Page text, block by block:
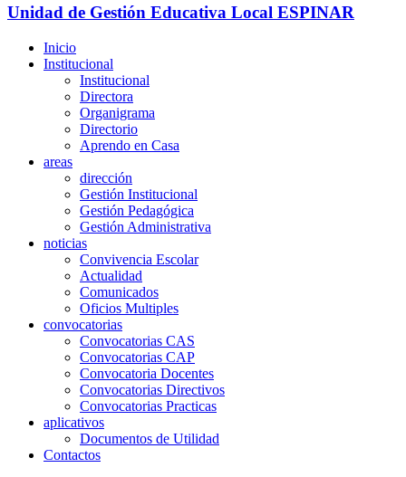
Unidad de Gestión Educativa Local ESPINAR
Inicio
Institucional
Institucional
Directora
Organigrama
Directorio
Aprendo en Casa
areas
dirección
Gestión Institucional
Gestión Pedagógica
Gestión Administrativa
noticias
Convivencia Escolar
Actualidad
Comunicados
Oficios Multiples
convocatorias
Convocatorias CAS
Convocatorias CAP
Convocatoria Docentes
Convocatorias Directivos
Convocatorias Practicas
aplicativos
Documentos de Utilidad
Contactos